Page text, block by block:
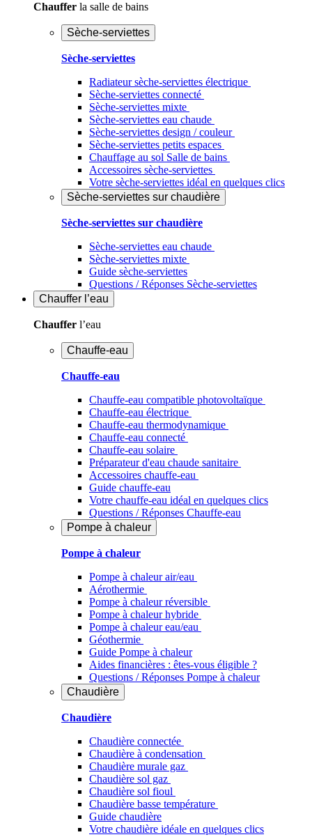
Chauffer la salle de bains
Sèche-serviettes
Sèche-serviettes
Radiateur sèche-serviettes électrique
Sèche-serviettes connecté
Sèche-serviettes mixte
Sèche-serviettes eau chaude
Sèche-serviettes design / couleur
Sèche-serviettes petits espaces
Chauffage au sol Salle de bains
Accessoires sèche-serviettes
Votre sèche-serviettes idéal en quelques clics
Sèche-serviettes sur chaudière
Sèche-serviettes sur chaudière
Sèche-serviettes eau chaude
Sèche-serviettes mixte
Guide sèche-serviettes
Questions / Réponses Sèche-serviettes
Chauffer l’eau
Chauffer l’eau
Chauffe-eau
Chauffe-eau
Chauffe-eau compatible photovoltaïque
Chauffe-eau électrique
Chauffe-eau thermodynamique
Chauffe-eau connecté
Chauffe-eau solaire
Préparateur d'eau chaude sanitaire
Accessoires chauffe-eau
Guide chauffe-eau
Votre chauffe-eau idéal en quelques clics
Questions / Réponses Chauffe-eau
Pompe à chaleur
Pompe à chaleur
Pompe à chaleur air/eau
Aérothermie
Pompe à chaleur réversible
Pompe à chaleur hybride
Pompe à chaleur​ eau/eau
Géothermie
Guide Pompe à chaleur
Aides financières : êtes-vous éligible ?
Questions / Réponses Pompe à chaleur
Chaudière
Chaudière
Chaudière connectée
Chaudière à condensation
Chaudière murale gaz
Chaudière sol gaz
Chaudière sol fioul
Chaudière basse température
Guide chaudière
Votre chaudière idéale en quelques clics